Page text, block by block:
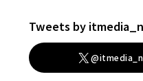
Tweets by